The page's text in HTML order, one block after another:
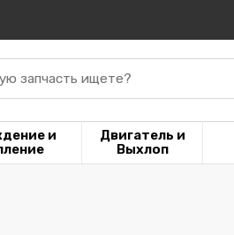
запчасть ищете?
и
Двигатель и
Выхлоп